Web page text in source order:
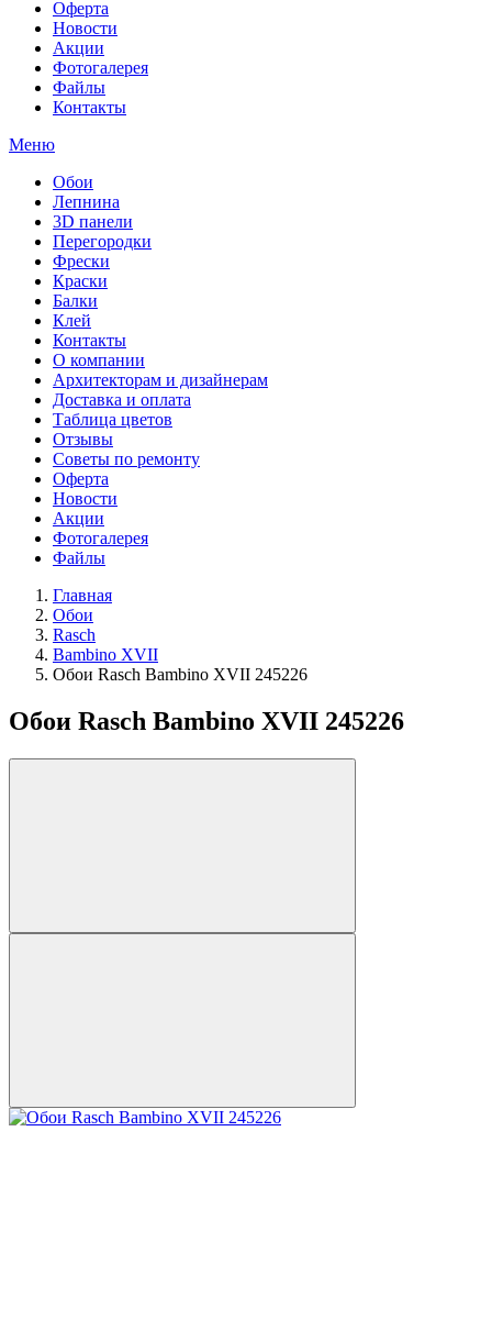
Оферта
Новости
Акции
Фотогалерея
Файлы
Контакты
Меню
Обои
Лепнина
3D панели
Перегородки
Фрески
Краски
Балки
Клей
Контакты
О компании
Архитекторам и дизайнерам
Доставка и оплата
Таблица цветов
Отзывы
Советы по ремонту
Оферта
Новости
Акции
Фотогалерея
Файлы
Главная
Обои
Rasch
Bambino XVII
Обои Rasch Bambino XVII 245226
Обои Rasch Bambino XVII 245226